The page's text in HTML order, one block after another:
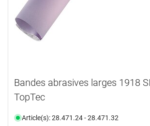
Bandes abrasives larges 1918
TopTec
Article(s): 28.471.24 - 28.471.32